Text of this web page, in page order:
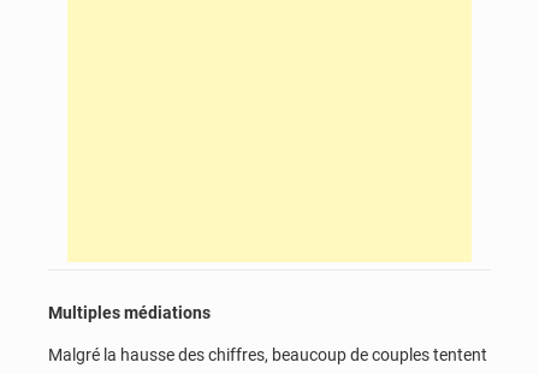
Multiples médiations
Malgré la hausse des chiffres, beaucoup de couples tentent